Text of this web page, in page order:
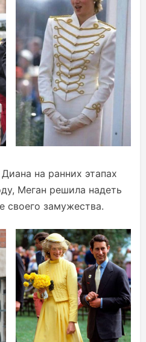
на ранних этапах
Меган решила надеть
своего замужества.